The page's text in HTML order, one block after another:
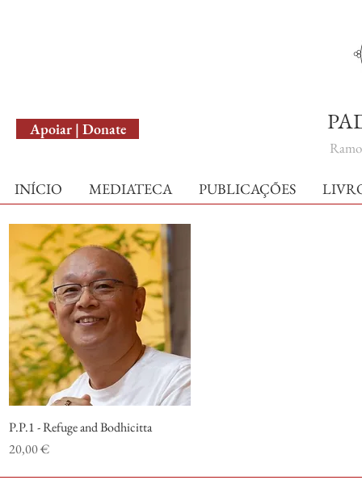
Apoiar | Donate
INÍCIO MEDIATECA PUBLICAÇÕES
Visualização rápida
P.P.1 - Refuge and Bodhicitta
Preço
20,00 €